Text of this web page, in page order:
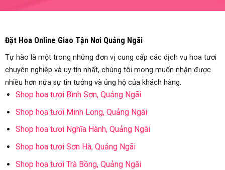
Đặt Hoa Online Giao Tận Nơi Quảng Ngãi
Tự hào là một trong những đơn vị cung cấp các dịch vụ hoa tươi
chuyên nghiệp và uy tín nhất, chúng tôi mong muốn nhận được
nhiều hơn nữa sự tin tưởng và ủng hộ của khách hàng.
Shop hoa tươi Bình Sơn, Quảng Ngãi
Shop hoa tươi Minh Long, Quảng Ngãi
Shop hoa tươi Nghĩa Hành, Quảng Ngãi
Shop hoa tươi Sơn Hà, Quảng Ngãi
Shop hoa tươi Trà Bồng, Quảng Ngãi